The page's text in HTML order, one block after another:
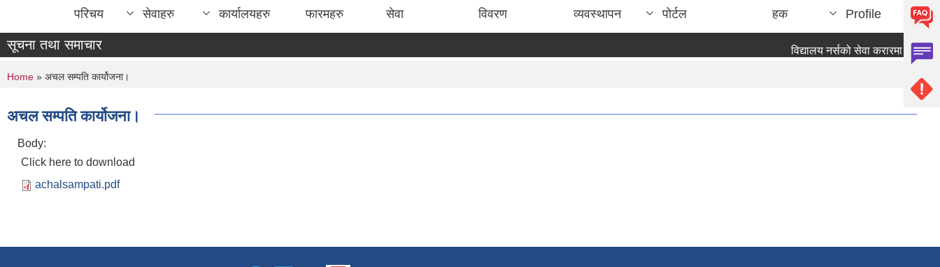
परिचय सेवाहरु कार्यालयहरु फारमहरु सेवा विवरण व्यवस्थापन पोर्टल हक Profile
सूचना तथा समाचार विद्यालय नर्सको सेवा करारमा पदपूर्ति
You are here
Home » अचल सम्पति कार्योजना।
अचल सम्पति कार्योजना।
Body:
Click here to download
achalsampati.pdf